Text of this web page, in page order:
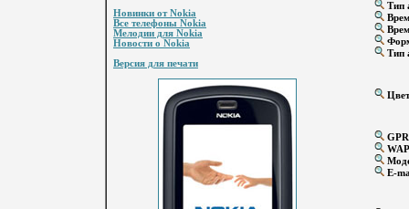
Новинки от Nokia
Все телефоны Nokia
Мелодии для Nokia
Новости о Nokia
Версия для печати
Тип
Тип
WAP
E-